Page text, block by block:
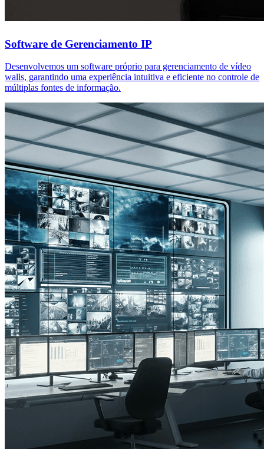
Monitoramento Avançado
Visualize e gerencie informações em tempo real com vídeo walls de
alta definição, garantindo tomadas de decisão rápidas e assertivas.
Nossos projetos
Histórias de sucesso
Veja todos os nossos cases